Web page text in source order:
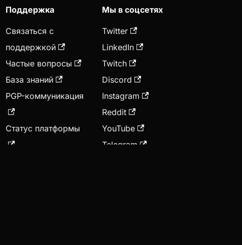
Поддержка
Связаться с
поддержкой
Частые вопросы
База знаний
PGP-коммуникация
Статус платформы
Мы в соцсетях
Twitter
LinkedIn
Twitch
Discord
Instagram
Reddit
YouTube
Telegram